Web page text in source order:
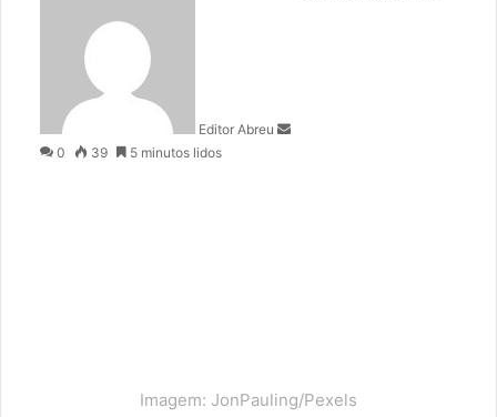
Editor Abreu
0 39 5 minutos lidos
Imagem: JonPauling/Pexels